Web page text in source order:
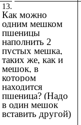
13.
Как можно
одним мешком
пшеницы
наполнить 2
пустых мешка,
таких же, как и
мешок, в
котором
находится
пшеница? (Надо
в один мешок
вставить другой)